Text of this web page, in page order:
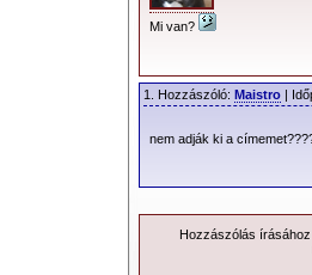
Mi van?
1. Hozzászóló: Maistro |
nem adják ki a
Hozzászólás